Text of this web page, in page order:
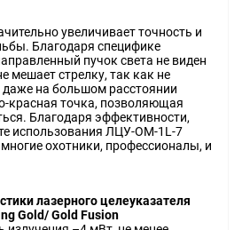
увеличивает точность и
Благодаря специфике
пучок света не виден
мешает стрелку, так как не
даже на большом расстоянии
красная точка, позволяющая
Благодаря эффективности,
использования ЛЦУ-ОМ-1L-7
охотники, профессионалы, и
лазерного целеуказателя
Gold/ Gold Fusion